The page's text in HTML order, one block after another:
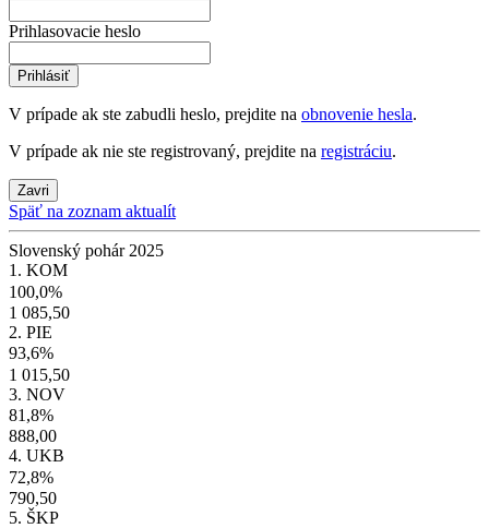
Prihlasovacie heslo
Prihlásiť
V prípade ak ste zabudli heslo, prejdite na obnovenie hesla.
V prípade ak nie ste registrovaný, prejdite na registráciu.
Zavri
Späť na zoznam aktualít
Slovenský pohár 2025
1. KOM
100,0%
1 085,50
2. PIE
93,6%
1 015,50
3. NOV
81,8%
888,00
4. UKB
72,8%
790,50
5. ŠKP